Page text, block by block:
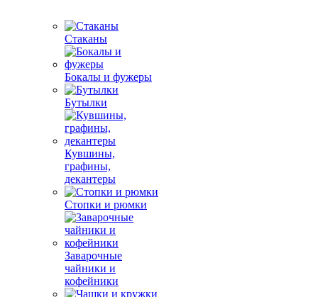
Стаканы
Бокалы и фужеры
Бутылки
Кувшины,
графины,
декантеры
Стопки и рюмки
Заварочные
чайники и
кофейники